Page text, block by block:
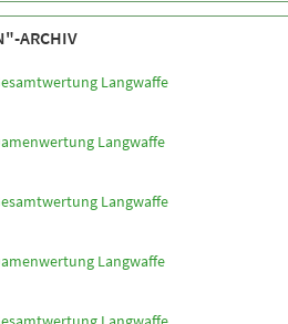
ARCHIV
Langwaffe
Langwaffe
Langwaffe
Langwaffe